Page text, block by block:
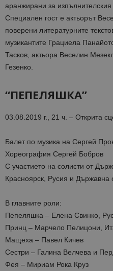
аранжирани за
Специален гост е актьорът
поверени литературните
музикантите Грациела
Тасков, актьора Веселин
Гезенко.
“ПЕПЕЛЯШКА”
03.08.2019 г., 21 ч. – Открита
Балет по музика на Сергей
Хореография Сергей Бобров
С участието на солисти от
Красноярск, Русия и Държавна
В главните роли:
Пепеляшка – Елена Свинко,
Принц – Марчело Пелицони,
Мащеха – Павел Кичев
Сестри – Галина Велчева и
Фея – Мириам Рока Круз